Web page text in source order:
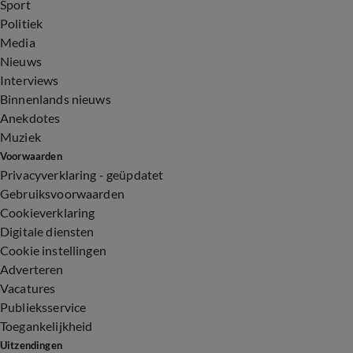
Sport
Politiek
Media
Nieuws
Interviews
Binnenlands nieuws
Anekdotes
Muziek
Voorwaarden
Privacyverklaring - geüpdatet
Gebruiksvoorwaarden
Cookieverklaring
Digitale diensten
Cookie instellingen
Adverteren
Vacatures
Publieksservice
Toegankelijkheid
Uitzendingen